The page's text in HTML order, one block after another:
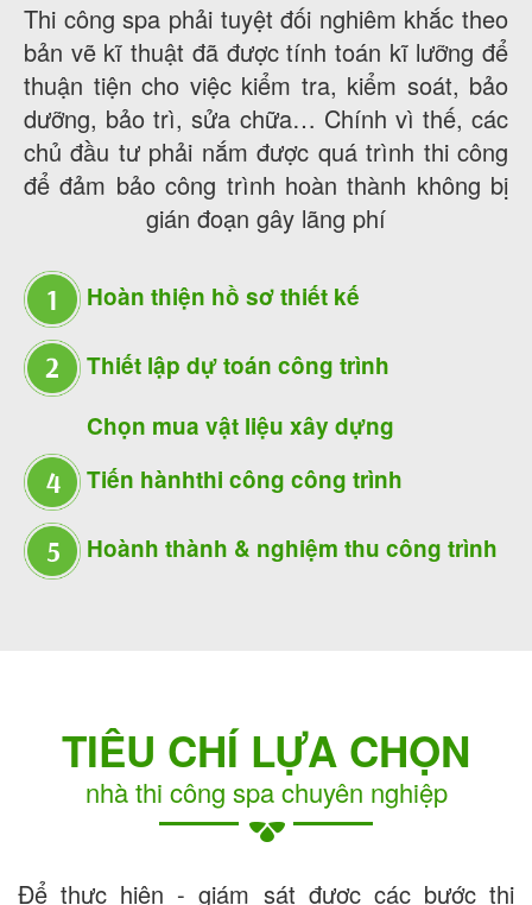
Thi công spa phải tuyệt đối nghiêm khắc theo
bản vẽ kĩ thuật đã được tính toán kĩ lưỡng để
thuận tiện cho việc kiểm tra, kiểm soát, bảo
dưỡng, bảo trì, sửa chữa… Chính vì thế, các
chủ đầu tư phải nắm được quá trình thi công
để đảm bảo công trình hoàn thành không bị
gián đoạn gây lãng phí
Hoàn thiện hồ sơ thiết kế
Thiết lập dự toán công trình
Chọn mua vật liệu xây dựng
Tiến hànhthi công công trình
Hoành thành & nghiệm thu công trình
TIÊU CHÍ LỰA CHỌN
nhà thi công spa chuyên nghiệp
Để thực hiện - giám sát được các bước thi